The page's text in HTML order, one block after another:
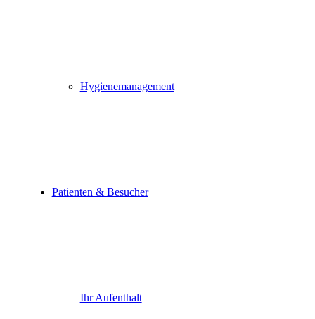
Hygienemanagement
Patienten & Besucher
Ihr Aufenthalt